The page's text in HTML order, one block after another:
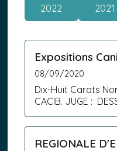
2022 2021
Expositions
08/09/2020
Dix-Huit Carats
CACIB. JUGE :
REGIONALE